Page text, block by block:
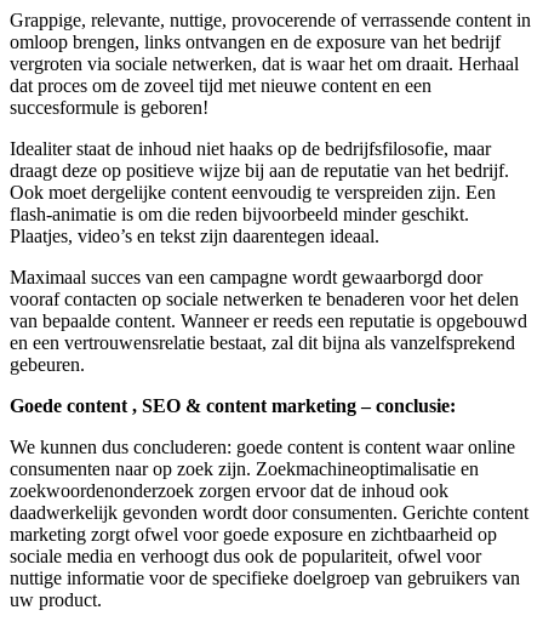
Grappige, relevante, nuttige, provocerende of verrassende content in
omloop brengen, links ontvangen en de exposure van het bedrijf
vergroten via sociale netwerken, dat is waar het om draait. Herhaal
dat proces om de zoveel tijd met nieuwe content en een
succesformule is geboren!
Idealiter staat de inhoud niet haaks op de bedrijfsfilosofie, maar
draagt deze op positieve wijze bij aan de reputatie van het bedrijf.
Ook moet dergelijke content eenvoudig te verspreiden zijn. Een
flash-animatie is om die reden bijvoorbeeld minder geschikt.
Plaatjes, video’s en tekst zijn daarentegen ideaal.
Maximaal succes van een campagne wordt gewaarborgd door
vooraf contacten op sociale netwerken te benaderen voor het delen
van bepaalde content. Wanneer er reeds een reputatie is opgebouwd
en een vertrouwensrelatie bestaat, zal dit bijna als vanzelfsprekend
gebeuren.
Goede content , SEO & content marketing – conclusie:
We kunnen dus concluderen: goede content is content waar online
consumenten naar op zoek zijn. Zoekmachineoptimalisatie en
zoekwoordenonderzoek zorgen ervoor dat de inhoud ook
daadwerkelijk gevonden wordt door consumenten. Gerichte content
marketing zorgt ofwel voor goede exposure en zichtbaarheid op
sociale media en verhoogt dus ook de populariteit, ofwel voor
nuttige informatie voor de specifieke doelgroep van gebruikers van
uw product.